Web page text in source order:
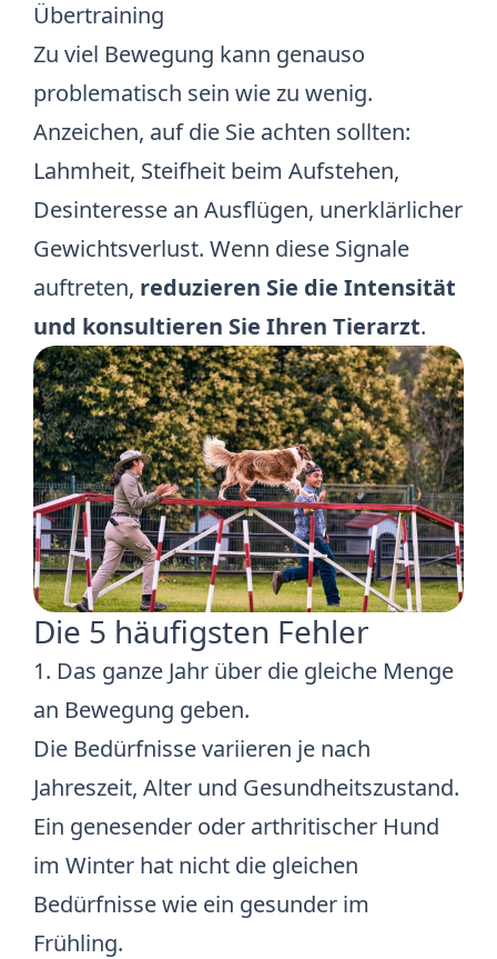
Übertraining
Zu viel Bewegung kann genauso
problematisch sein wie zu wenig.
Anzeichen, auf die Sie achten sollten:
Lahmheit, Steifheit beim Aufstehen,
Desinteresse an Ausflügen, unerklärlicher
Gewichtsverlust. Wenn diese Signale
auftreten, reduzieren Sie die Intensität
und konsultieren Sie Ihren Tierarzt.
Die 5 häufigsten Fehler
1. Das ganze Jahr über die gleiche Menge
an Bewegung geben.
Die Bedürfnisse variieren je nach
Jahreszeit, Alter und Gesundheitszustand.
Ein genesender oder arthritischer Hund
im Winter hat nicht die gleichen
Bedürfnisse wie ein gesunder im
Frühling.